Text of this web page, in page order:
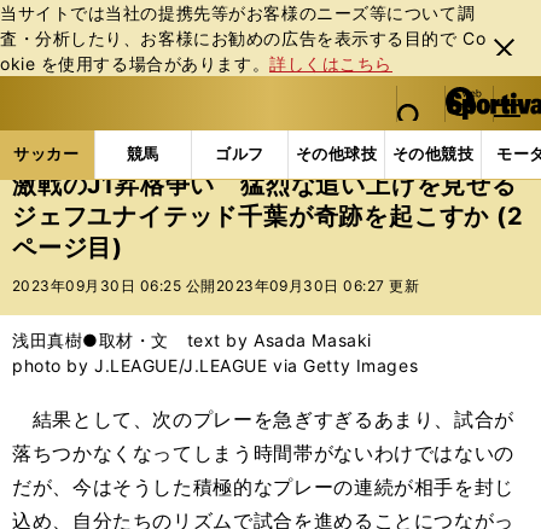
当サイトでは当社の提携先等がお客様のニーズ等について調
査・分析したり、お客様にお勧めの広告を表⽰する⽬的で Co
okie を使⽤する場合があります。詳しくはこちら
閉じ
る
web Sportiva (webスポルティーバ)
検索
マイペ
ー
ジ
メニュ
サッカー 競馬 ゴルフ その他球技 その他競技 モー
ス
ポ
ル
テ
ー
バ
サッカーの記事一覧 Jリーグ他 Jリーグ 激戦の
激戦のJ1昇格争い 猛烈な追い上げを見せる
ジェフユナイテッド千葉が奇跡を起こすか (2
ページ目)
2023年09月30日 06:25 公開 2023年09月30日 06:27 更新
浅田真樹●取材・文 text by Asada Masaki
photo by J.LEAGUE/J.LEAGUE via Getty Images
結果として、次のプレーを急ぎすぎるあまり、試合が
落ちつかなくなってしまう時間帯がないわけではないの
だが、今はそうした積極的なプレーの連続が相手を封じ
込め、自分たちのリズムで試合を進めることにつながっ